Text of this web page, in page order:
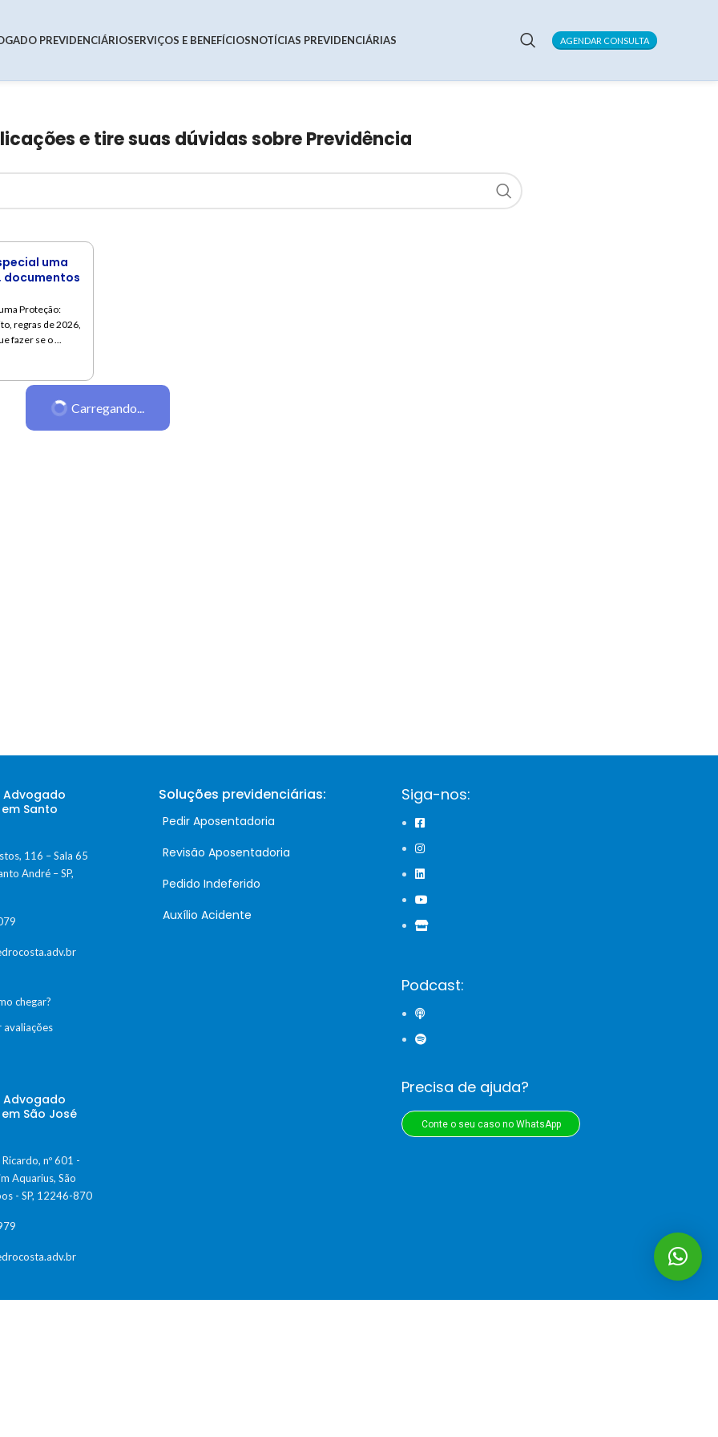
PREVIDENCIÁRIOSERVIÇOS E BENEFÍCIOSNOTÍCIAS PREVIDENCIÁRIAS AGENDAR CONSULTA
e tire suas dúvidas sobre Previdência
uma
documentos
Proteção:
regras de 2026,
fazer se o ...
Carregando...
Advogado
Santo
116 – Sala 65
André – SP,
chegar?
avaliações
Advogado
São José
nº 601 -
Aquarius, São
- SP, 12246-870
Soluções previdenciárias:
Pedir Aposentadoria
Revisão Aposentadoria
Pedido Indeferido
Auxílio Acidente
Siga-nos:
Podcast:
Precisa de ajuda?
Conte o seu caso no WhatsApp